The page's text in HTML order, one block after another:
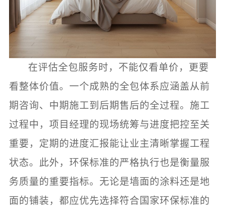
在评估全包服务时，不能仅看单价，更要
看整体价值。一个成熟的全包体系应涵盖从前
期咨询、中期施工到后期售后的全过程。施工
过程中，项目经理的现场统筹与进度把控至关
重要，定期的进度汇报能让业主清晰掌握工程
状态。此外，环保标准的严格执行也是衡量服
务质量的重要指标。无论是墙面的涂料还是地
面的铺装，都应优先选择符合国家环保标准的